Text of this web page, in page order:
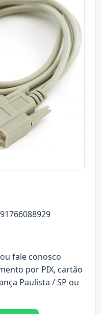
fale conosco
por PIX, cartão
Paulista / SP ou